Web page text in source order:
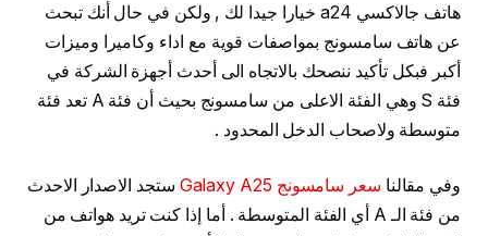
هاتف جالاكسي a24 خيارا جيدا لك , ولكن في حال أنك تبحث
عن هاتف سامسونج بمواصفات قوية مع اداء وكاميرا وميزات
أكبر فبكل تأكيد ننصحك بالاتجاه الى أحدث أجهزة الشركة في
فئة S وهي الفئة الاعلى من سامسونج بحيث أن فئة A تعد فئة
متوسطة ولاصحاب الدخل المحدود .
وفي مقالنا سعر سامسونج Galaxy A25
ستجد الاصدار الاحدث
من فئة الـ A أي الفئة المتوسطة . أما إذا كنت تريد هواتف من